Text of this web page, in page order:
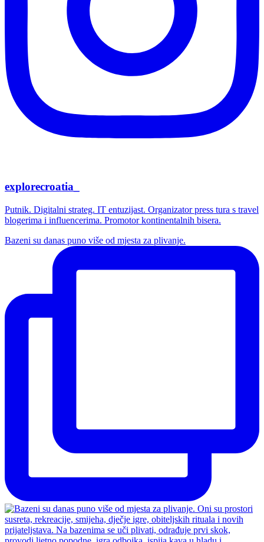
explorecroatia_
Putnik. Digitalni strateg. IT entuzijast. Organizator press tura s travel
blogerima i influencerima. Promotor kontinentalnih bisera.
Bazeni su danas puno više od mjesta za plivanje.